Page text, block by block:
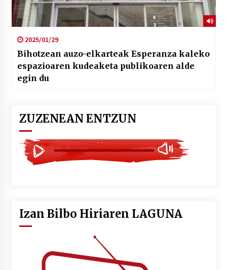
2025/01/29
Bihotzean auzo-elkarteak Esperanza kaleko
espazioaren kudeaketa publikoaren alde
egin du
ZUZENEAN ENTZUN
Izan Bilbo Hiriaren LAGUNA